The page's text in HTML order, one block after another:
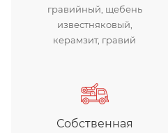
гравийный, щебень
известняковый,
керамзит, гравий
Собственная